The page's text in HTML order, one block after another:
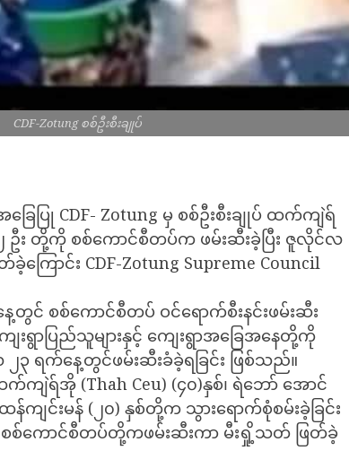
CDF-Zotung စစ်ဦးစီးချုပ်
ြေပြု CDF- Zotung မှ စစ်ဦးစီးချုပ် ထက်ကျဲရ်
ဦး တို့ကို စစ်ကောင်စီတပ်က ဖမ်းဆီးခဲ့ပြီး ဇူလိုင်လ
ြောင်း CDF-Zotung Supreme Council
င် စစ်ကောင်စီတပ် ဝင်ရောက်စီးနင်းဖမ်းဆီး
းရွာပြည်သူများနှင့် ကျေးရွာအခြေအနေတို့ကို
၃ ရက်နေ့တွင်ဖမ်းဆီးခံခဲ့ရခြင်း ဖြစ်သည်။
က်ကျဲရ်အို (Thah Ceu) (၄၀)နှစ်၊ ရဲဘော် အောင်
န်ကျင်းမန် (၂၀) နှစ်တို့က သွားရောက်စုံစမ်းခဲ့ခြင်း
ာ စစ်ကောင်စီတပ်တို့ကဖမ်းဆီးကာ မီးရှို့သတ် ဖြတ်ခဲ့